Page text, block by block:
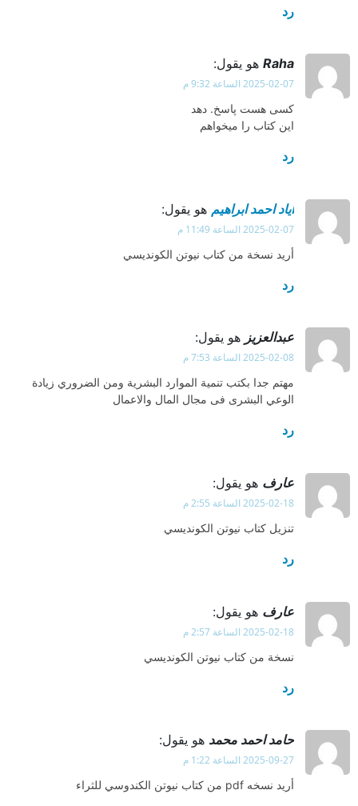
رد
Raha هو يقول:
2025-02-07 الساعة 9:32 م
کسی هست پاسخ. دهد
این کتاب را میخواهم
رد
اياد احمد ابراهيم هو يقول:
2025-02-07 الساعة 11:49 م
أريد نسخة من كتاب نيوتن الكونديسي
رد
عبدالعزيز هو يقول:
2025-02-08 الساعة 7:53 م
مهتم جدا بكتب تنمية الموارد البشرية ومن الضروري زيادة
الوعي البشرى فى مجال المال والاعمال
رد
عارف هو يقول:
2025-02-18 الساعة 2:55 م
تنزيل كتاب نيوتن الكونديسي
رد
عارف هو يقول:
2025-02-18 الساعة 2:57 م
نسخة من كتاب نيوتن الكونديسي
رد
حامد احمد محمد هو يقول:
2025-09-27 الساعة 1:22 م
أريد نسخه pdf من كتاب نيوتن الكندوسي للثراء